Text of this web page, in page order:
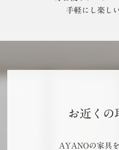
手軽にし楽し
お近くの
AYANOの家具